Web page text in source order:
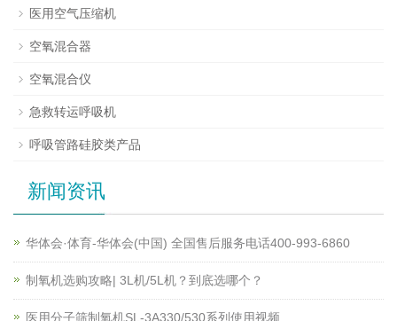
医用空气压缩机
空氧混合器
空氧混合仪
急救转运呼吸机
呼吸管路硅胶类产品
新闻资讯
华体会·体育-华体会(中国) 全国售后服务电话400-993-6860
制氧机选购攻略| 3L机/5L机？到底选哪个？
医用分子筛制氧机SL-3A330/530系列使用视频